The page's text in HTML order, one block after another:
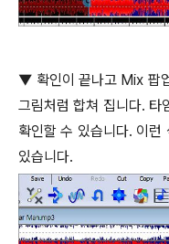
▼ 확인이 끝나고 Mix 팝
그림처럼 합쳐 집니다. 타
확인할 수 있습니다. 이런
있습니다.